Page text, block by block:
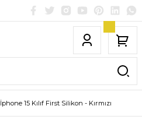
İphone 15 Kılıf First Silikon - Kırmızı